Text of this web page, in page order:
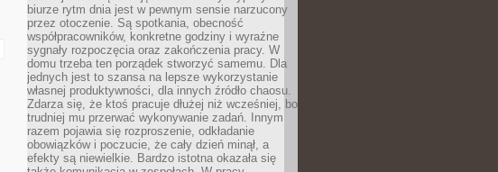
biurze rytm dnia jest w pewnym sensie narzucony
przez otoczenie. Są spotkania, obecność
współpracowników, konkretne godziny i wyraźne
sygnały rozpoczęcia oraz zakończenia pracy. W
domu trzeba ten porządek stworzyć samemu. Dla
jednych jest to szansa na lepsze wykorzystanie
własnej produktywności, dla innych źródło chaosu.
Zdarza się, że ktoś pracuje dłużej niż wcześniej, bo
trudniej mu przerwać wykonywanie zadań. Innym
razem pojawia się rozproszenie, odkładanie
obowiązków i poczucie, że cały dzień minął, a
efekty są niewielkie. Bardzo istotna okazała się